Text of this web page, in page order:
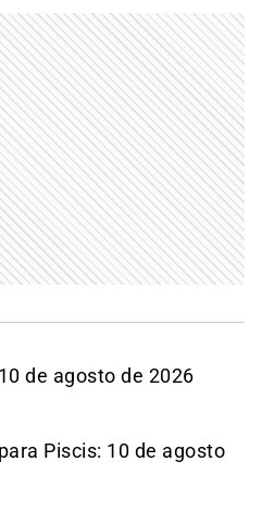
de agosto de 2026
Piscis: 10 de agosto